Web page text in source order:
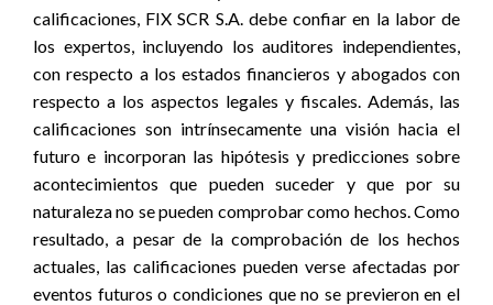
calificaciones, FIX SCR S.A. debe confiar en la labor de
los expertos, incluyendo los auditores independientes,
con respecto a los estados financieros y abogados con
respecto a los aspectos legales y fiscales. Además, las
calificaciones son intrínsecamente una visión hacia el
futuro e incorporan las hipótesis y predicciones sobre
acontecimientos que pueden suceder y que por su
naturaleza no se pueden comprobar como hechos. Como
resultado, a pesar de la comprobación de los hechos
actuales, las calificaciones pueden verse afectadas por
eventos futuros o condiciones que no se previeron en el